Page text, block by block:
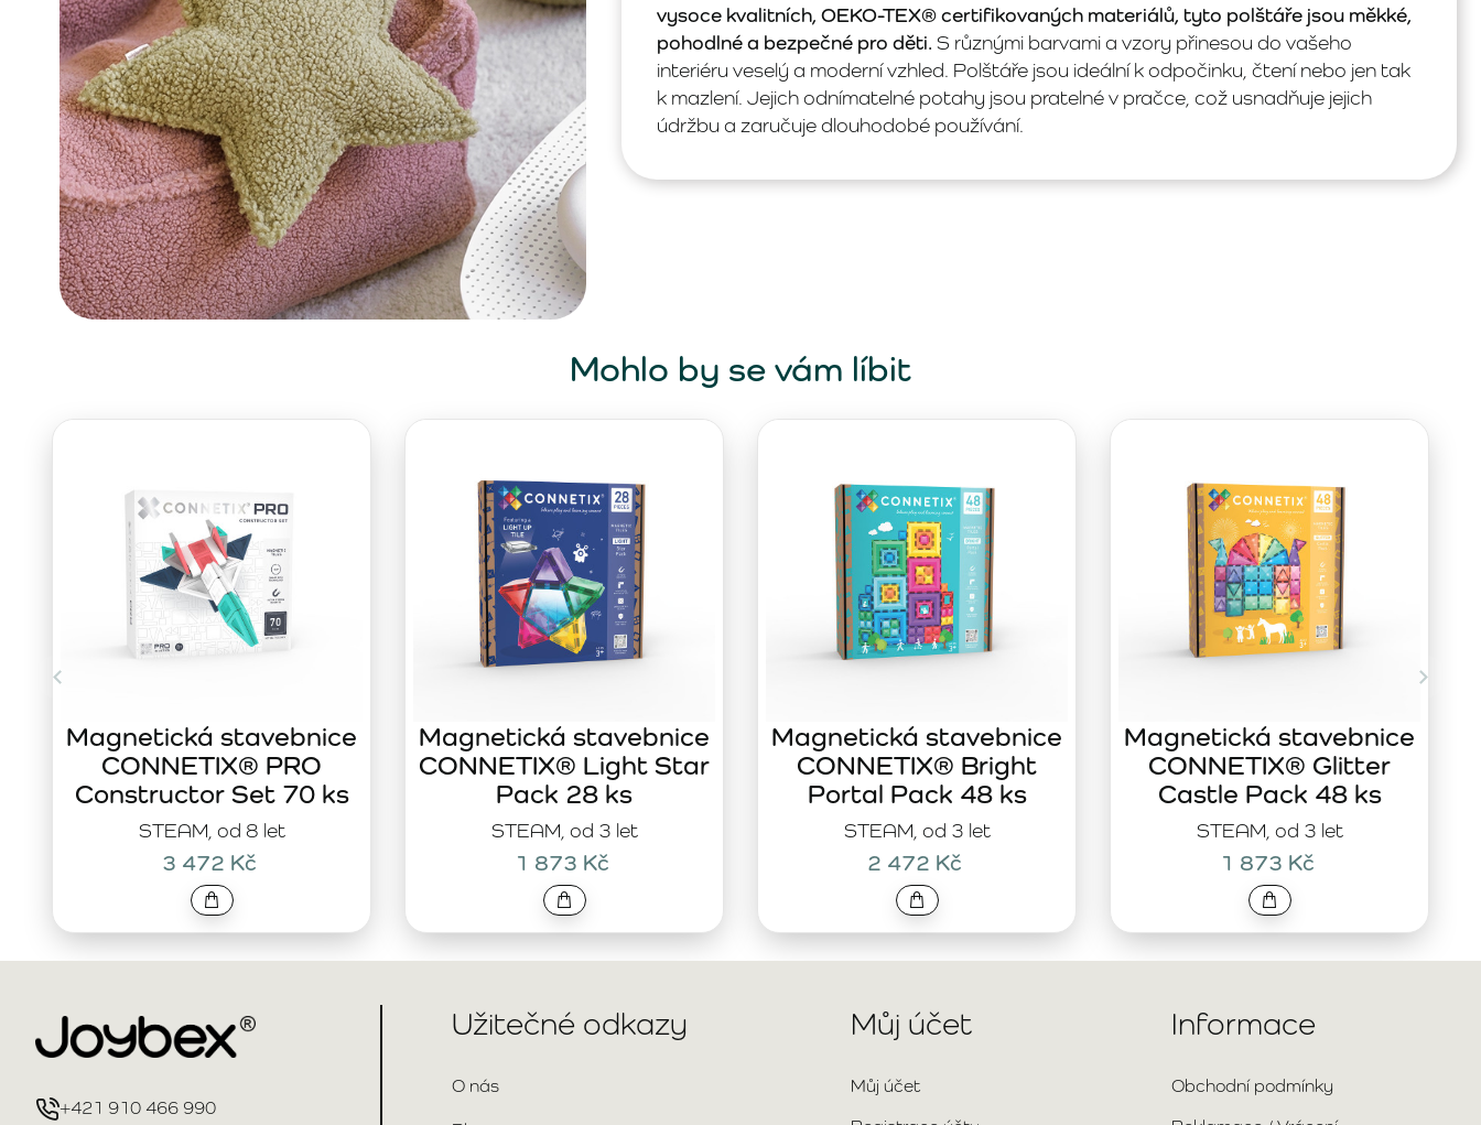
vysoce kvalitních, OEKO-TEX® certifikovaných materiálů, tyto polštáře jsou měkké,
pohodlné a bezpečné pro děti. S různými barvami a vzory přinesou do vašeho
interiéru veselý a moderní vzhled. Polštáře jsou ideální k odpočinku, čtení nebo jen tak
k mazlení. Jejich odnímatelné potahy jsou pratelné v pračce, což usnadňuje jejich
údržbu a zaručuje dlouhodobé používání.
Mohlo by se vám líbit
STEAM, od 8 let
Magnetická stavebnice
CONNETIX® PRO
Constructor Set 70 ks
3 472 Kč
STEAM, od 3 let
Magnetická stavebnice
CONNETIX® Light Star
Pack 28 ks
1 873 Kč
STEAM, od 3 let
Magnetická stavebnice
CONNETIX® Bright
Portal Pack 48 ks
2 472 Kč
STEAM, od 3 let
Magnetická stavebnice
CONNETIX® Glitter
Castle Pack 48 ks
1 873 Kč
+421 910 466 990
Užitečné odkazy
O nás
Můj účet
Můj účet
Informace
Obchodní podmínky